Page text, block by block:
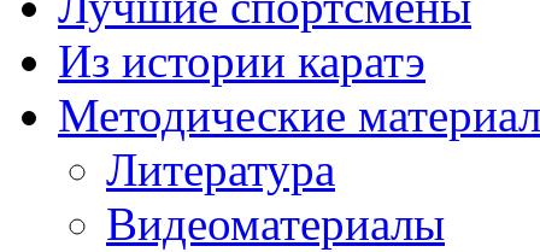
Из истории каратэ
Методические
Литература
Видеоматериалы